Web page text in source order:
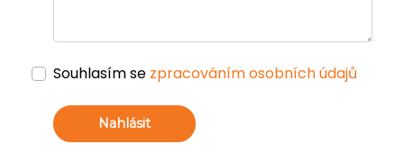
Souhlasím se zpracováním osobních údajů
Nahlásit